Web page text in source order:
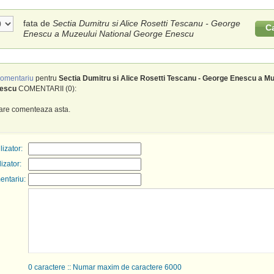
fata de Sectia Dumitru si Alice Rosetti Tescanu - George
Enescu a Muzeului National George Enescu
pentru Sectia Dumitru si Alice Rosetti Tescanu - George Enescu a
COMENTARII (0):
comenteaza asta.
0caractere :: Numar maxim de caractere 6000